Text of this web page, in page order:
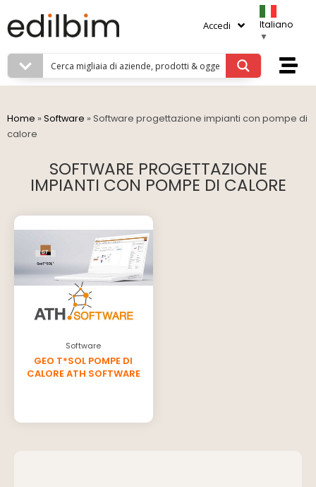
Accedi
Italiano
▼
Home » Software » Software progettazione impianti con pompe di
calore
SOFTWARE PROGETTAZIONE
IMPIANTI CON POMPE DI CALORE
Software
GEO T*SOL POMPE DI
CALORE ATH SOFTWARE